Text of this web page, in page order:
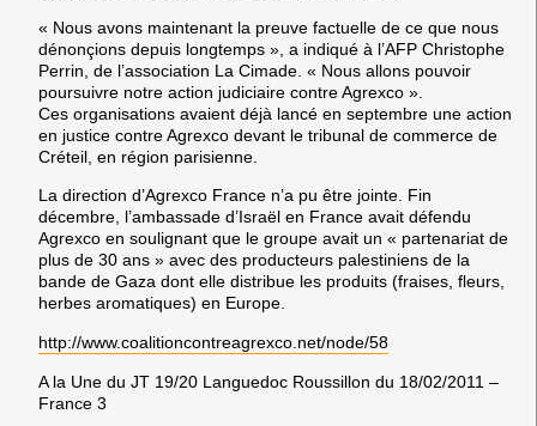
« Nous avons maintenant la preuve factuelle de ce que nous
dénonçions depuis longtemps », a indiqué à l’AFP Christophe
Perrin, de l’association La Cimade. « Nous allons pouvoir
poursuivre notre action judiciaire contre Agrexco ».
Ces organisations avaient déjà lancé en septembre une action
en justice contre Agrexco devant le tribunal de commerce de
Créteil, en région parisienne.
La direction d’Agrexco France n’a pu être jointe. Fin
décembre, l’ambassade d’Israël en France avait défendu
Agrexco en soulignant que le groupe avait un « partenariat de
plus de 30 ans » avec des producteurs palestiniens de la
bande de Gaza dont elle distribue les produits (fraises, fleurs,
herbes aromatiques) en Europe.
http://www.coalitioncontreagrexco.net/node/58
A la Une du JT 19/20 Languedoc Roussillon du 18/02/2011 –
France 3